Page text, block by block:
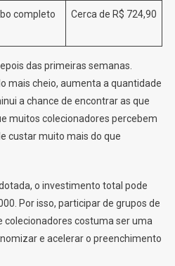
completo Cerca de R$ 724,90
das primeiras semanas.
mais cheio, aumenta a quantidade
a chance de encontrar as que
muitos colecionadores percebem
custar muito mais do que
o investimento total pode
Por isso, participar de grupos de
colecionadores costuma ser uma
e acelerar o preenchimento